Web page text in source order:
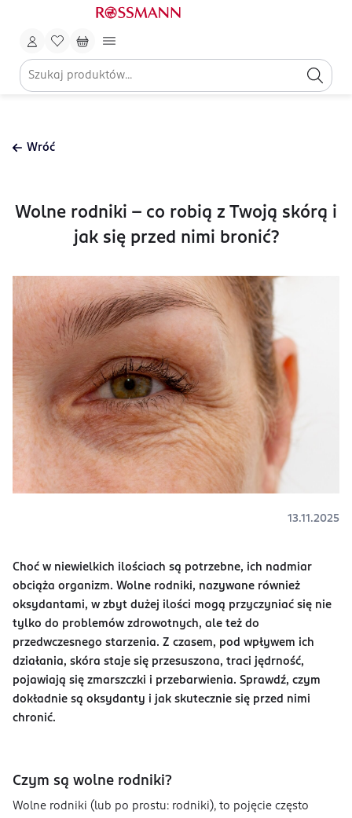
Wróć
Wolne rodniki – co robią z Twoją skórą i
jak się przed nimi bronić?
13.11.2025
Choć w niewielkich ilościach są potrzebne, ich nadmiar
obciąża organizm. Wolne rodniki, nazywane również
oksydantami, w zbyt dużej ilości mogą przyczyniać się nie
tylko do problemów zdrowotnych, ale też do
przedwczesnego starzenia. Z czasem, pod wpływem ich
działania, skóra staje się przesuszona, traci jędrność,
pojawiają się zmarszczki i przebarwienia. Sprawdź, czym
dokładnie są oksydanty i jak skutecznie się przed nimi
chronić.
Czym są wolne rodniki?
Wolne rodniki (lub po prostu: rodniki), to pojęcie często